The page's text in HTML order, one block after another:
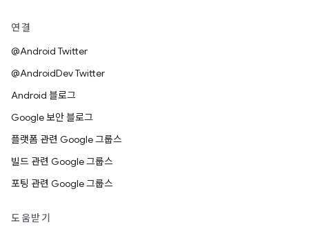
연결
@Android Twitter
@AndroidDev Twitter
Android 블로그
Google 보안 블로그
플랫폼 관련 Google 그룹스
빌드 관련 Google 그룹스
포팅 관련 Google 그룹스
도움받기